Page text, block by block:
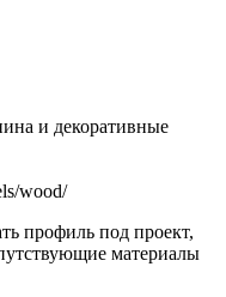
и декоративные
wood/
профиль под проект,
материалы